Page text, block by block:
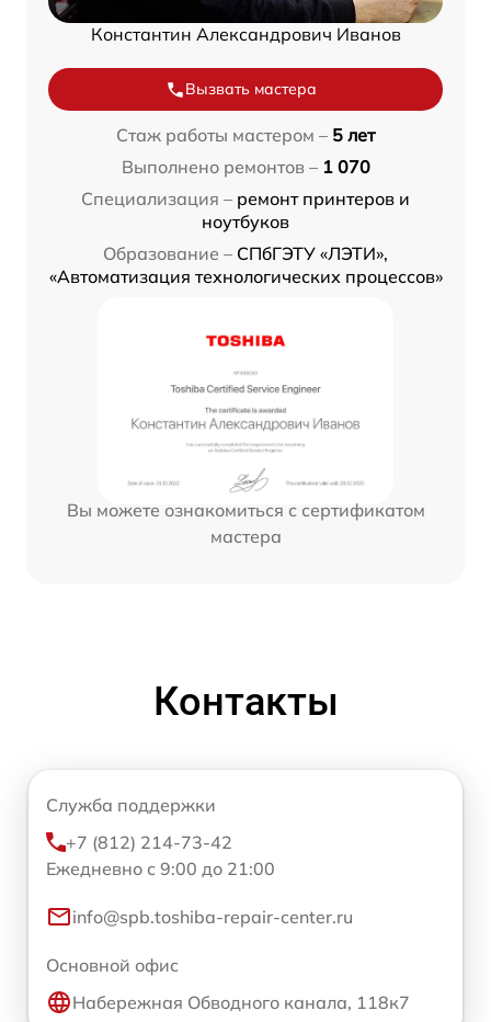
Константин Александрович Иванов
Вызвать мастера
Стаж работы мастером – 5 лет
Выполнено ремонтов – 1 070
Специализация – ремонт принтеров и
ноутбуков
Образование – СПбГЭТУ «ЛЭТИ»,
«Автоматизация технологических процессов»
Вы можете ознакомиться с сертификатом
мастера
Контакты
Служба поддержки
+7 (812) 214-73-42
Ежедневно с 9:00 до 21:00
info@spb.toshiba-repair-center.ru
Основной офис
Набережная Обводного канала, 118к7